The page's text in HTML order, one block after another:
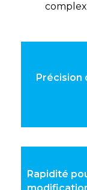
Précision
Rapidité